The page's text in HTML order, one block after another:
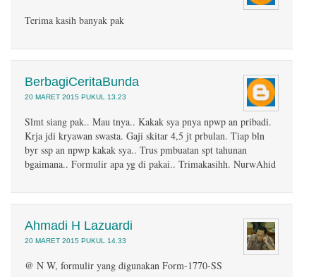
Terima kasih banyak pak
BerbagiCeritaBunda
20 MARET 2015 PUKUL 13.23
Slmt siang pak.. Mau tnya.. Kakak sya pnya npwp an pribadi.
Krja jdi kryawan swasta. Gaji skitar 4,5 jt prbulan. Tiap bln
byr ssp an npwp kakak sya.. Trus pmbuatan spt tahunan
bgaimana.. Formulir apa yg di pakai.. Trimakasihh. NurwAhid
Ahmadi H Lazuardi
20 MARET 2015 PUKUL 14.33
@ N W, formulir yang digunakan Form-1770-SS